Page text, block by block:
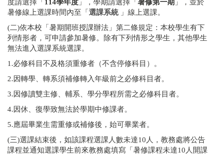
度請選擇「 114學年度 」，學期請選擇「 暑修第一期 」，並於
暑修線上選課時間內至「 選課系統 」線上選課。
(二)依本校「暑期開班授課辦法」第二條規定：本校學生有下
列情形者，可申請參加暑修。除有下列情形之學生，其他學生
無法進入選課系統選課。
1.必修科目不及格須重修者（不含停修科目）。
2.因轉學、轉系須補修轉入年級前之必修科目者。
3.因修讀雙主修、輔系、學分學程所需之必修科目者。
4.因休、復學致無法於學期中修課者。
5.應屆畢業生需重修或補修後，始可畢業者。
(三)選課結束後，如該課程選課人數未達10人，教務處將公告
課程並通知選課學生前來教務處填寫「暑修課程未達10人開課